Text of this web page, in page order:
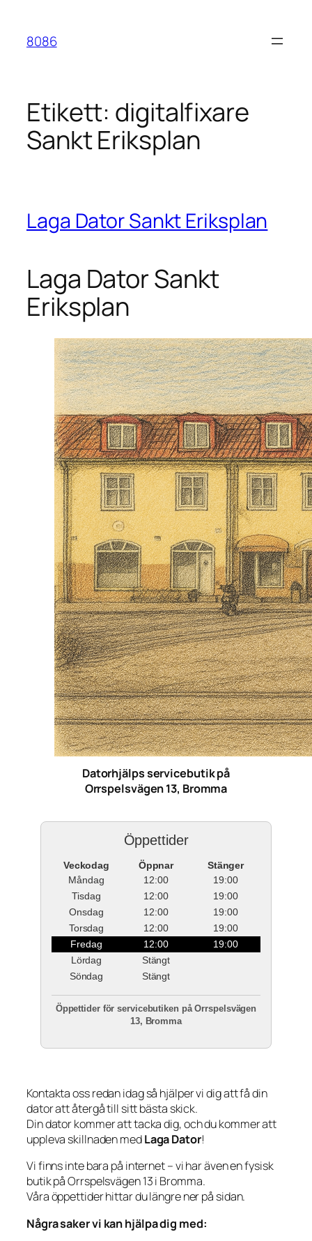
innehåll
8086
Etikett: digitalfixare
Sankt Eriksplan
Laga Dator Sankt Eriksplan
Laga Dator Sankt
Eriksplan
Datorhjälps servicebutik på
Orrspelsvägen 13, Bromma
Öppettider
Veckodag Öppnar
Stänger
Måndag
12:00
19:00
Tisdag
12:00
19:00
Onsdag
12:00
19:00
Torsdag
12:00
19:00
Fredag
12:00
19:00
Lördag
Stängt
Söndag
Stängt
Öppettider för servicebutiken på Orrspelsvägen
13, Bromma
Kontakta oss redan idag så hjälper vi dig att få din
dator att återgå till sitt bästa skick.
Din dator kommer att tacka dig, och du kommer att
uppleva skillnaden medLaga Dator!
Vi finns inte bara på internet – vi har även en fysisk
butik på Orrspelsvägen 13 i Bromma.
Våra öppettider hittar du längre ner på sidan.
Några saker vi kan hjälpa dig med: